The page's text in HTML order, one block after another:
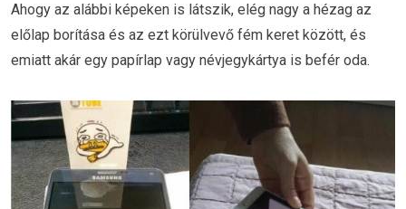
Ahogy az alábbi képeken is látszik, elég nagy a hézag az
előlap borítása és az ezt körülvevő fém keret között, és
emiatt akár egy papírlap vagy névjegykártya is befér oda.